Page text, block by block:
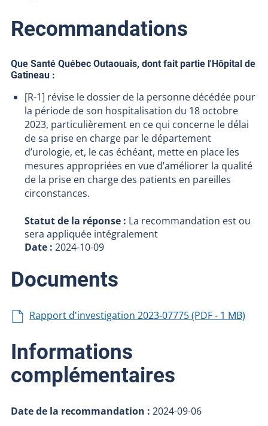
Recommandations
Que Santé Québec Outaouais, dont fait partie l'Hôpital de
Gatineau :
[R-1] révise le dossier de la personne décédée pour
la période de son hospitalisation du 18 octobre
2023, particulièrement en ce qui concerne le délai
de sa prise en charge par le département
d’urologie, et, le cas échéant, mette en place les
mesures appropriées en vue d’améliorer la qualité
de la prise en charge des patients en pareilles
circonstances.
Statut de la réponse : La recommandation est ou
sera appliquée intégralement
Date :2024-10-09
Documents
Rapport d'investigation 2023-07775 (PDF - 1 MB)
Informations
complémentaires
Date de la recommandation : 2024-09-06